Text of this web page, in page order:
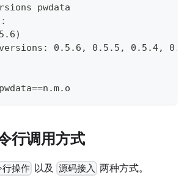
pwdata
0.5.6, 0.5.5, 0.5.4,
行调用方式
行操作 以及 源码接入 两种方式。